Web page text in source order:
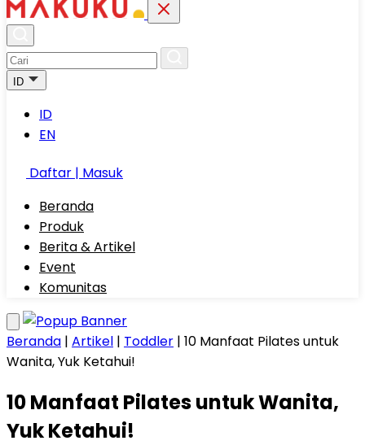
ID
ID
EN
Daftar | Masuk
Beranda
Produk
Berita & Artikel
Event
Komunitas
Beranda | Artikel | Toddler | 10 Manfaat Pilates untuk
Wanita, Yuk Ketahui!
10 Manfaat Pilates untuk Wanita,
Yuk Ketahui!